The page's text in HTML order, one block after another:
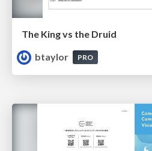
The King vs the Druid
btaylor
PRO